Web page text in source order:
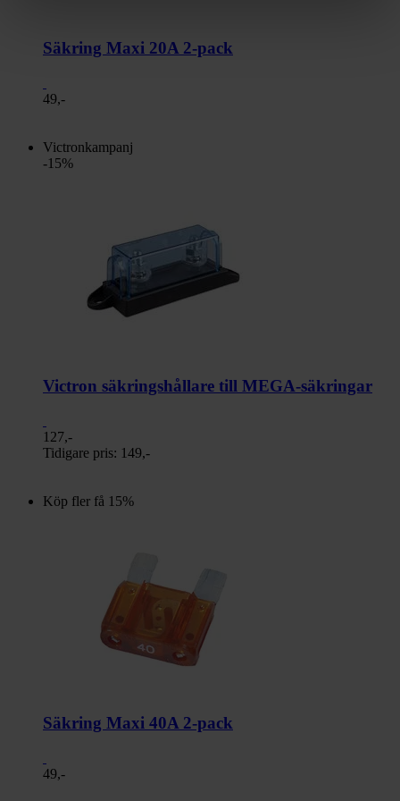
Säkring Maxi 20A 2-pack
49,-
Victronkampanj
-15%
Victron säkringshållare till MEGA-säkringar
127,-
Tidigare pris: 149,-
Köp fler få 15%
Säkring Maxi 40A 2-pack
49,-